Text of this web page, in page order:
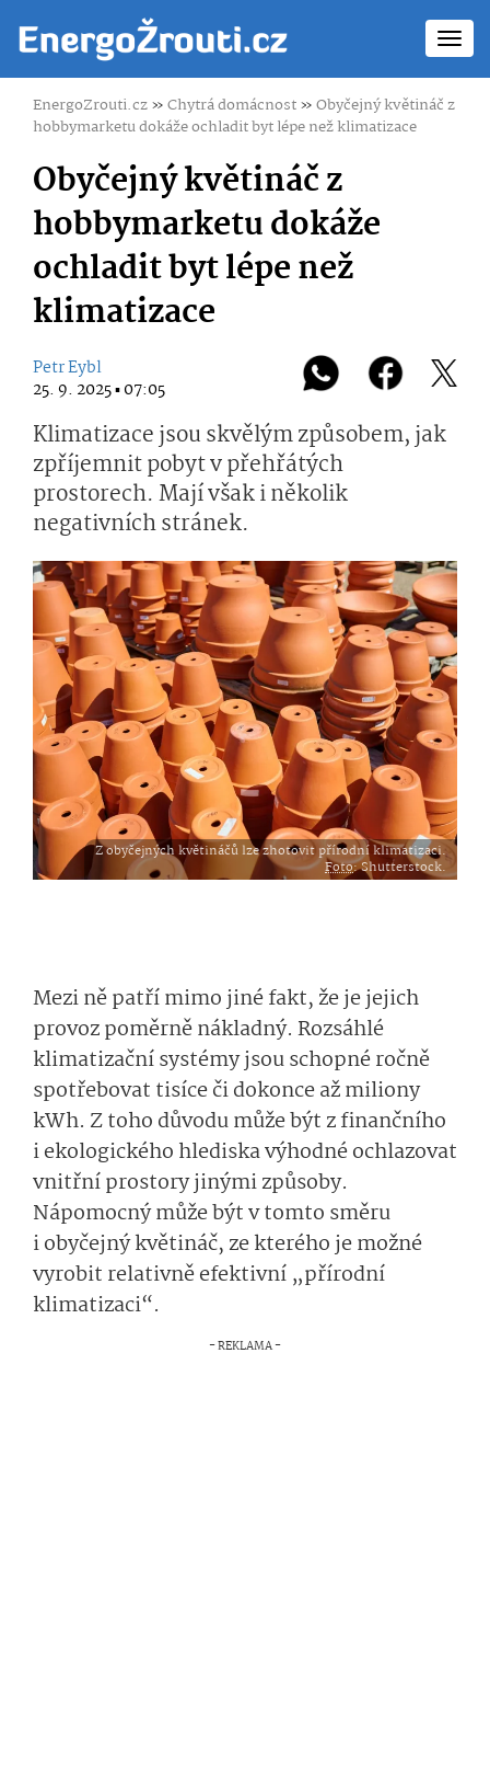
EnergoZrouti.cz»Chytrá domácnost»Obyčejný květináč z
hobbymarketu dokáže ochladit byt lépe než klimatizace
Obyčejný květináč z
hobbymarketu dokáže
ochladit byt lépe než
klimatizace
Petr Eybl
25. 9. 2025 ▪ 07:05
Klimatizace jsou skvělým způsobem, jak
zpříjemnit pobyt v přehřátých
prostorech. Mají však i několik
negativních stránek.
Z obyčejných květináčů lze zhotovit přírodní klimatizaci.
Foto: Shutterstock.
Mezi ně patří mimo jiné fakt, že je jejich
provoz poměrně nákladný. Rozsáhlé
klimatizační systémy jsou schopné ročně
spotřebovat tisíce či dokonce až miliony
kWh. Z toho důvodu může být z finančního
i ekologického hlediska výhodné ochlazovat
vnitřní prostory jinými způsoby.
Nápomocný může být v tomto směru
i obyčejný květináč, ze kterého je možné
vyrobit relativně efektivní „přírodní
klimatizaci“.